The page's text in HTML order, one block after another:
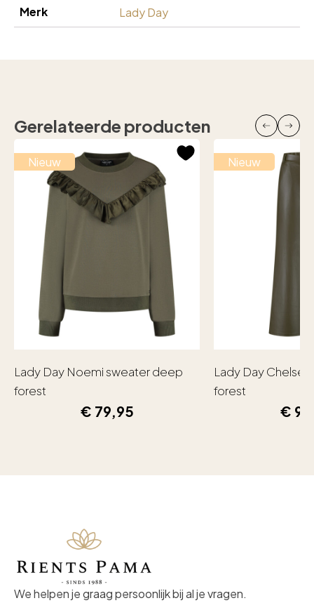
Merk Lady Day
Gerelateerde producten
Nieuw
Lady Day Noemi sweater deep
forest
€ 79,95
Nieuw
Lady Day
forest
€
We helpen je graag persoonlijk bij al je vragen.